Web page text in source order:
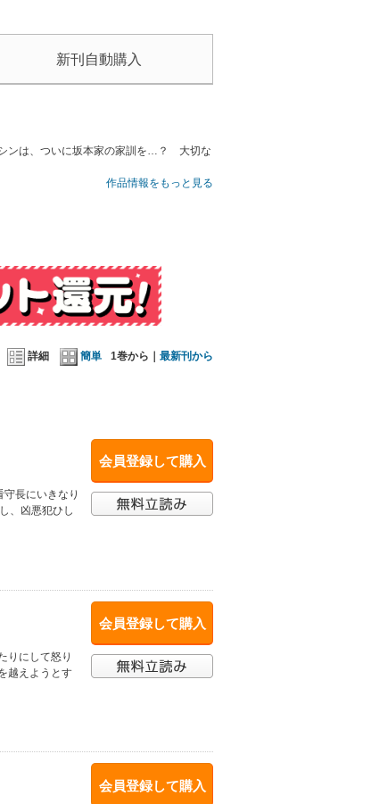
新刊自動購入
ンは、ついに坂本家の家訓を…？ 大切な
作品情報をもっと見る
詳細 簡単 1巻から｜ 最新刊から
会員登録して購入
長にいきなり
、凶悪犯ひし
会員登録して購入
りにして怒り
越えようとす
会員登録して購入